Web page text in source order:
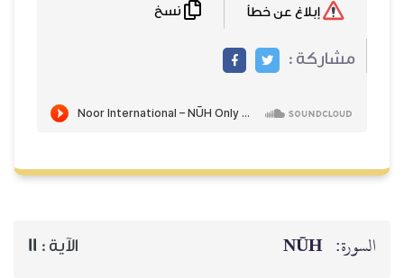
مشاركة :
السورة: NŪH الآية : 11